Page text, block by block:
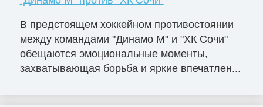
В предстоящем хоккейном противостоянии
между командами "Динамо М" и "ХК Сочи"
обещаются эмоциональные моменты,
захватывающая борьба и яркие впечатлен...